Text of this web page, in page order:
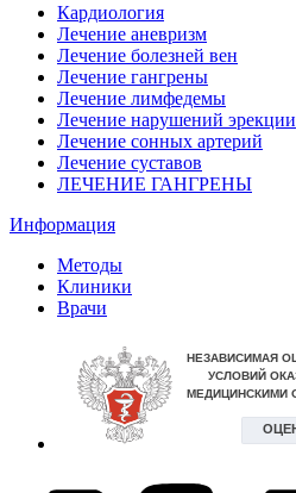
Кардиология
Лечение аневризм
Лечение болезней вен
Лечение гангрены
Лечение лимфедемы
Лечение нарушений эрекции
Лечение сонных артерий
Лечение суставов
ЛЕЧЕНИЕ ГАНГРЕНЫ
Информация
Методы
Клиники
Врачи